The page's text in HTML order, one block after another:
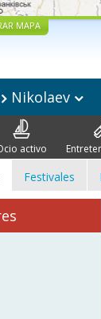
MAPA
Nikolaev
activo
Festivales